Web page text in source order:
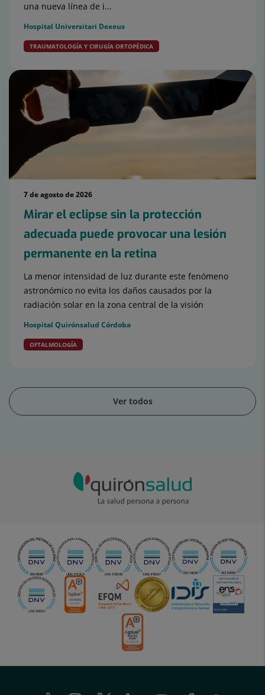
una nueva línea de i...
Hospital Universitari Dexeus
TRAUMATOLOGÍA Y CIRUGÍA ORTOPÉDICA
7 de agosto de 2026
Mirar el eclipse sin la protección
adecuada puede provocar una lesión
permanente en la retina
La menor intensidad de luz durante este fenómeno
astronómico no evita los daños causados por la
radiación solar en la zona central de la visión
Hospital Quirónsalud Córdoba
OFTALMOLOGÍA
Ver todos